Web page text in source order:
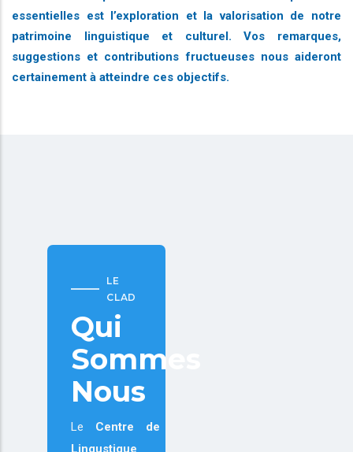
essentielles est l’exploration et la valorisation de notre
patrimoine linguistique et culturel. Vos remarques,
suggestions et contributions fructueuses nous aideront
certainement à atteindre ces objectifs.
LE
CLAD
Qui
Sommes
Nous
Le Centre de
Lingustique